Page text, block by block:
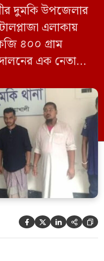
দুমকি উপজেলার
এলাকায়
৪০০ গ্রাম
এক নেতাকে
মাদক চক্রের আরও
র‍্যাব ও পুলিশ
গোপন সংবাদের
পটুয়াখালী ক্যাম্পের
    